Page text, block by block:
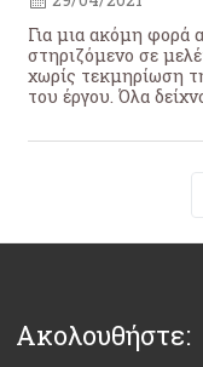
Για μια ακόμη φορά
στηριζόμενο σε
χωρίς τεκμηρίωση
του έργου. Όλα
Ακολουθήστε: